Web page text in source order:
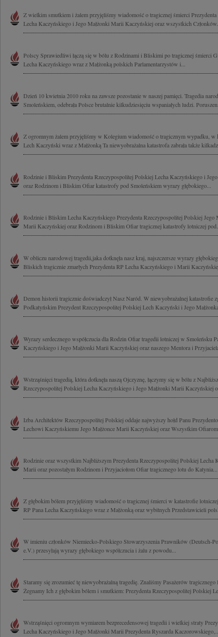
Z wielkim smutkiem i żalem przyjęliśmy wiadomość o tragicznej śmierci
Lecha Kaczyńskiego i Jego Małżonki Marii Kaczyńskiej oraz wszystkich
Polscy Sprawiedliwi łączą się w bólu z Rodzinami i Bliskimi po tragicznej śmierci
Lecha Kaczyńskiego wraz z Małżonką polskich Parlamentarzystów i...
Dzień 10 kwietnia 2010 roku na zawsze pozostanie w naszej pamięci. Tragedia
Smoleńskiem, odebrała Polsce brutalnie kilkudziesięciu wspaniałych ludzi.
Z ogromnym żalem przyjęliśmy w Kolegium wiadomość o tragicznym wypadku, w
Lech Kaczyński wraz z Małżonką Ta niewyobrażalna katastrofa zabrała także
Rodzinie i Bliskim Prezydenta Rzeczypospolitej Polskiej Lecha Kaczyńskiego i
oraz Rodzinom i Bliskim Ofiar katastrofy pod Smoleńskiem wyrazy głębokiego...
Rodzinie i Bliskim Lecha Kaczyńskiego Prezydenta Rzeczypospolitej Polskiej Jego
Marii Kaczyńskiej oraz Rodzinom i Bliskim Ofiar tragicznej katastrofy lotniczej
W obliczu narodowej tragedii,jaka dotknęła nasz kraj, najszczersze wyrazy
Bliskich tragicznie zmarłych Prezydenta RP Lecha Kaczyńskiego i Marii
Demon historii tragicznie doświadczył Nasz Naród. W niewyobrażalnej katastrofie
Podkatyńskim Prezydent Rzeczypospolitej Polskiej Lech Kaczyński i Jego
Wyrazy serdecznego współczucia dla Rodzin Ofiar tragedii lotniczej w Smoleńsku
Kaczyńskiego i Jego Małżonki Marii Kaczyńskiej oraz naszego Mentora i
Wstrząśnięci tragedią, która dotknęła naszą Ojczyznę, łączymy się w bólu z
Rzeczypospolitej Polskiej Lecha Kaczyńskiego i Jego Małżonki Marii Kaczyńskiej
Izba Architektów Rzeczypospolitej Polskiej oddaje najwyższy hołd Panu
Lechowi Kaczyńskiemu Jego Małżonce Marii Kaczyńskiej oraz Wszystkim
Rodzinie oraz wszystkim Najbliższym Prezydenta Rzeczypospolitej Polskiej Lecha
Marii oraz pozostałym Rodzinom i Przyjaciołom Ofiar tragicznego lotu do Katynia...
Z głębokim bólem przyjęliśmy wiadomość o tragicznej śmierci w katastrofie
RP Pana Lecha Kaczyńskiego wraz z Małżonką oraz wybitnych Przedstawicieli
W imieniu członków Niemiecko-Polskiego Stowarzyszenia Prawników (Deutsch-
e.V.) przesyłają wyrazy głębokiego współczucia i żalu z powodu...
Staramy się zrozumieć tę niewyobrażalną tragedię. Znaliśmy Pasażerów
Żegnamy Ich z głębokim bólem i smutkiem: Prezydenta Rzeczypospolitej Polskiej
Wstrząśnięci ogromnym wymiarem bezprecedensowej tragedii i wielkiej straty
Lecha Kaczyńskiego i Jego Małżonki Marii Prezydenta Ryszarda